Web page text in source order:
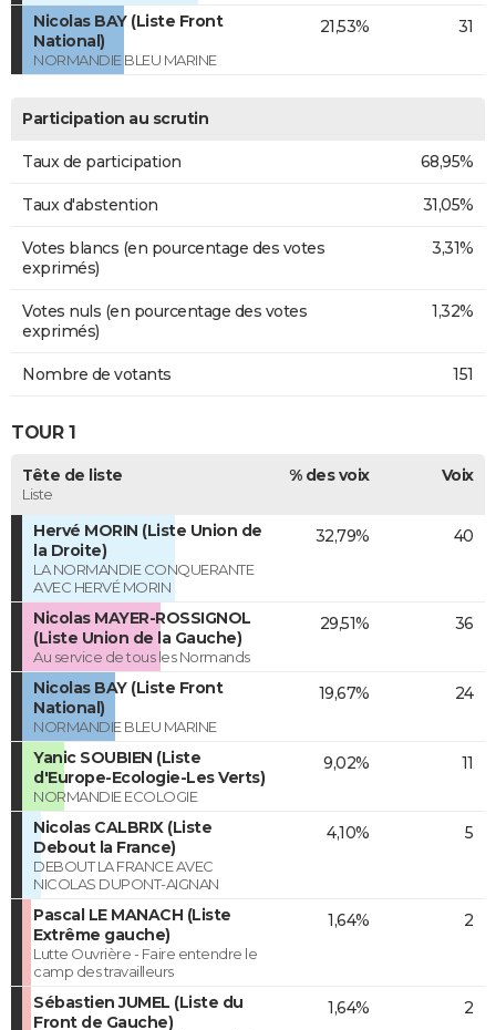
Nicolas BAY (Liste Front
National)
NORMANDIE BLEU MARINE
21,53% 31
Participation au scrutin
Taux de participation 68,95%
Taux d'abstention 31,05%
Votes blancs (en pourcentage des votes
exprimés)
3,31%
Votes nuls (en pourcentage des votes
exprimés)
1,32%
Nombre de votants 151
TOUR 1
Tête de liste
Liste
% des voix Voix
Hervé MORIN (Liste Union de
la Droite)
LA NORMANDIE CONQUERANTE
AVEC HERVÉ MORIN
32,79% 40
Nicolas MAYER-ROSSIGNOL
(Liste Union de la Gauche)
Au service de tous les Normands
29,51% 36
Nicolas BAY (Liste Front
National)
NORMANDIE BLEU MARINE
19,67% 24
Yanic SOUBIEN (Liste
d'Europe-Ecologie-Les Verts)
NORMANDIE ECOLOGIE
9,02% 11
Nicolas CALBRIX (Liste
Debout la France)
DEBOUT LA FRANCE AVEC
NICOLAS DUPONT-AIGNAN
4,10% 5
Pascal LE MANACH (Liste
Extrême gauche)
Lutte Ouvrière - Faire entendre le
camp des travailleurs
1,64% 2
Sébastien JUMEL (Liste du
Front de Gauche)
1,64% 2